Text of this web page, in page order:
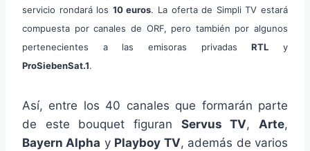
servicio rondará los 10 euros. La oferta de Simpli TV estará
compuesta por canales de ORF, pero también por algunos
pertenecientes a las emisoras privadasRTL y
ProSiebenSat.1.
Así, entre los 40 canales que formarán parte
de este bouquet figuran Servus TV,Arte,
Bayern Alpha y Playboy TV, además de varios